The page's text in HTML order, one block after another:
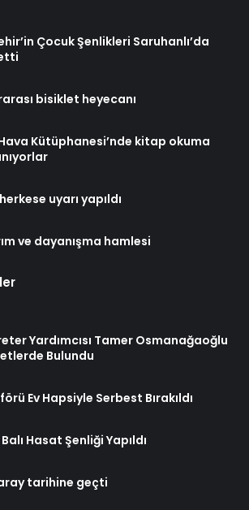
Çocuk Şenlikleri Saruhanlı’da
bisiklet heyecanı
Kütüphanesi’nde kitap okuma
uyarı yapıldı
ve dayanışma hamlesi
Yardımcısı Tamer Osmanağaoğlu
Bulundu
Ev Hapsiyle Serbest Bırakıldı
Hasat Şenliği Yapıldı
tarihine geçti